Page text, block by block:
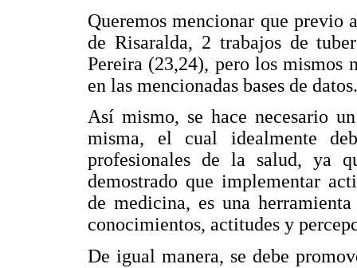
Queremos mencionar que previo
de Risaralda, 2 trabajos de
Pereira (23,24), pero los mismos
en las mencionadas bases de datos.
Así mismo, se hace necesario
misma, el cual idealmente
profesionales de la salud, ya
demostrado que implementar
de medicina, es una
conocimientos, actitudes y
De igual manera, se debe